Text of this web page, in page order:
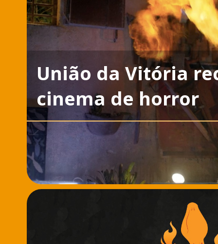
União da Vitória
cinema de horror